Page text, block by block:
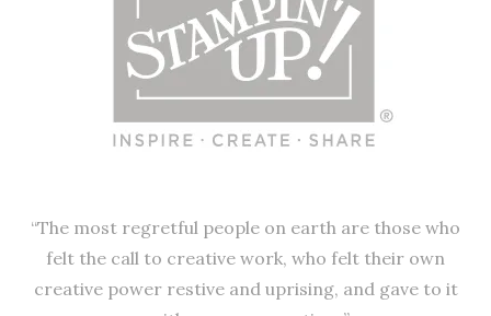
“The most regretful people on earth are those who
felt the call to creative work, who felt their own
creative power restive and uprising, and gave to it